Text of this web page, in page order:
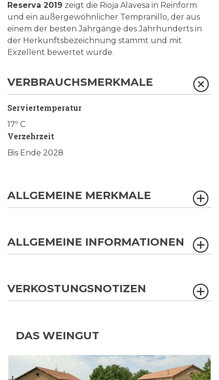
Reserva 2019 zeigt die Rioja Alavesa in Reinform
und ein außergewöhnlicher Tempranillo, der aus
einem der besten Jahrgänge des Jahrhunderts in
der Herkunftsbezeichnung stammt und mit
Exzellent bewertet wurde.
VERBRAUCHSMERKMALE
Serviertemperatur
17º C
Verzehrzeit
Bis Ende 2028
ALLGEMEINE MERKMALE
ALLGEMEINE INFORMATIONEN
VERKOSTUNGSNOTIZEN
DAS WEINGUT